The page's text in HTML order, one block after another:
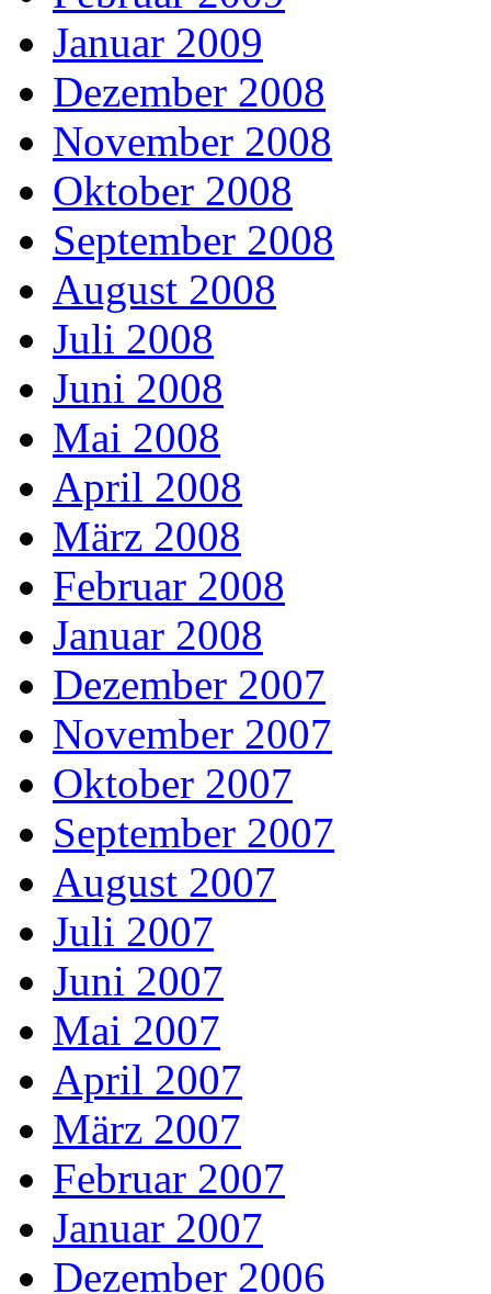
Januar 2009
Dezember 2008
November 2008
Oktober 2008
September 2008
August 2008
Juli 2008
Juni 2008
Mai 2008
April 2008
März 2008
Februar 2008
Januar 2008
Dezember 2007
November 2007
Oktober 2007
September 2007
August 2007
Juli 2007
Juni 2007
Mai 2007
April 2007
März 2007
Februar 2007
Januar 2007
Dezember 2006